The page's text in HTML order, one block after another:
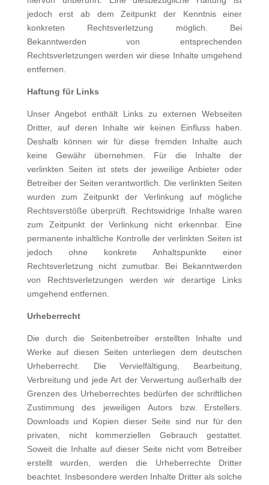
jedoch erst ab dem Zeitpunkt der Kenntnis einer
konkreten Rechtsverletzung möglich. Bei
Bekanntwerden von entsprechenden
Rechtsverletzungen werden wir diese Inhalte umgehend
entfernen.
Haftung für Links
Unser Angebot enthält Links zu externen Webseiten
Dritter, auf deren Inhalte wir keinen Einfluss haben.
Deshalb können wir für diese fremden Inhalte auch
keine Gewähr übernehmen. Für die Inhalte der
verlinkten Seiten ist stets der jeweilige Anbieter oder
Betreiber der Seiten verantwortlich. Die verlinkten Seiten
wurden zum Zeitpunkt der Verlinkung auf mögliche
Rechtsverstöße überprüft. Rechtswidrige Inhalte waren
zum Zeitpunkt der Verlinkung nicht erkennbar. Eine
permanente inhaltliche Kontrolle der verlinkten Seiten ist
jedoch ohne konkrete Anhaltspunkte einer
Rechtsverletzung nicht zumutbar. Bei Bekanntwerden
von Rechtsverletzungen werden wir derartige Links
umgehend entfernen.
Urheberrecht
Die durch die Seitenbetreiber erstellten Inhalte und
Werke auf diesen Seiten unterliegen dem deutschen
Urheberrecht. Die Vervielfältigung, Bearbeitung,
Verbreitung und jede Art der Verwertung außerhalb der
Grenzen des Urheberrechtes bedürfen der schriftlichen
Zustimmung des jeweiligen Autors bzw. Erstellers.
Downloads und Kopien dieser Seite sind nur für den
privaten, nicht kommerziellen Gebrauch gestattet.
Soweit die Inhalte auf dieser Seite nicht vom Betreiber
erstellt wurden, werden die Urheberrechte Dritter
beachtet. Insbesondere werden Inhalte Dritter als solche